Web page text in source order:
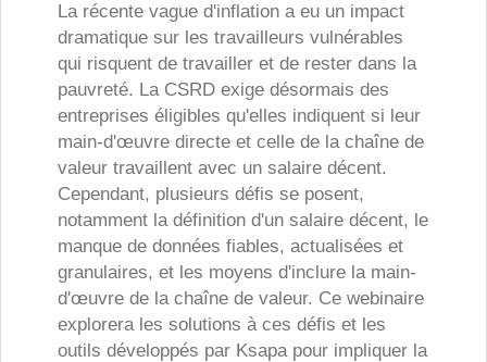
La récente vague d'inflation a eu un impact
dramatique sur les travailleurs vulnérables
qui risquent de travailler et de rester dans la
pauvreté. La CSRD exige désormais des
entreprises éligibles qu'elles indiquent si leur
main-d'œuvre directe et celle de la chaîne de
valeur travaillent avec un salaire décent.
Cependant, plusieurs défis se posent,
notamment la définition d'un salaire décent, le
manque de données fiables, actualisées et
granulaires, et les moyens d'inclure la main-
d'œuvre de la chaîne de valeur. Ce webinaire
explorera les solutions à ces défis et les
outils développés par Ksapa pour impliquer la